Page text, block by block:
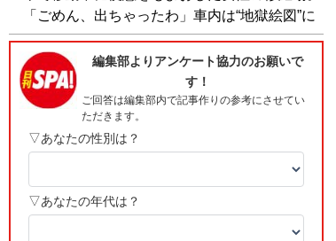
「ごめん、出ちゃったわ」車内は“地獄絵図”に